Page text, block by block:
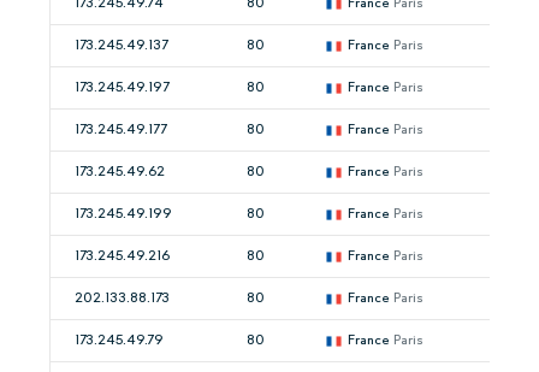
173.245.49.137 80 France Paris
173.245.49.197 80 France Paris
173.245.49.177 80 France Paris
173.245.49.62 80 France Paris
173.245.49.199 80 France Paris
173.245.49.216 80 France Paris
202.133.88.173 80 France Paris
173.245.49.79 80 France Paris